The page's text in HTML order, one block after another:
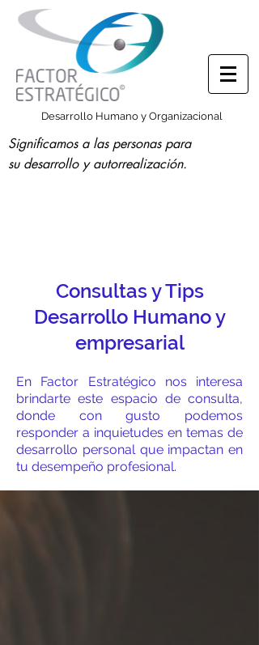
Desarrollo Humano y Organizacional
Significamos a las personas para
su desarrollo y autorrealización.
Consultas y Tips
Desarrollo Humano y
empresarial
En Factor Estratégico nos interesa
brindarte este espacio de consulta,
donde con gusto podemos
responder a inquietudes en temas de
desarrollo personal que impactan en
tu desempeño profesional.